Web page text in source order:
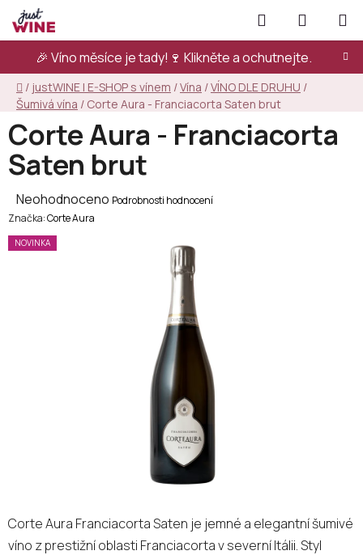
Přejít
na
obsah
🎉 Víno měsíce je tady!🍷 Klikněte a ochutnejte.
Hledat
KOŠÍK
Domů
/ justWINE | E-SHOP s vínem /Vína /VÍNO DLE DRUHU /
Šumivá vína / Corte Aura - Franciacorta Saten brut
Corte Aura Franciacorta Saten je jemné a elegantní šumivé
víno z prestižní oblasti Franciacorta v severní Itálii. Styl
Corte Aura - Franciacorta
Saten brut
Průměrné
hodnocení
produktu
Neohodnoceno Podrobnosti hodnocení
Značka:Corte Aura
NOVINKA